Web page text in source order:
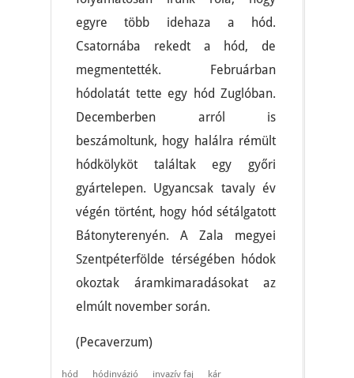
egyre több idehaza a hód.
Csatornába rekedt a hód, de
megmentették. Februárban
hódolatát tette egy hód Zuglóban.
Decemberben arról is
beszámoltunk, hogy halálra rémült
hódkölyköt találtak egy győri
gyártelepen. Ugyancsak tavaly év
végén történt, hogy hód sétálgatott
Bátonyterenyén. A Zala megyei
Szentpéterfölde térségében hódok
okoztak áramkimaradásokat az
elmúlt november során.
(Pecaverzum)
hód hódinvázió invazív faj kár